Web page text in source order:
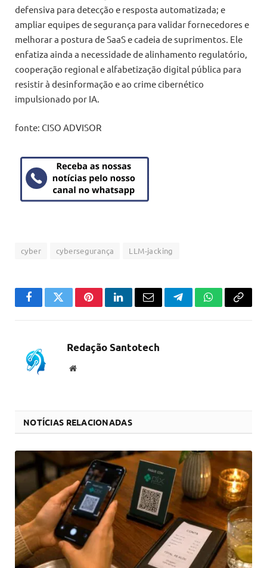
defensiva para detecção e resposta automatizada; e
ampliar equipes de segurança para validar fornecedores e
melhorar a postura de SaaS e cadeia de suprimentos. Ele
enfatiza ainda a necessidade de alinhamento regulatório,
cooperação regional e alfabetização digital pública para
resistir à desinformação e ao crime cibernético
impulsionado por IA.
fonte: CISO ADVISOR
cyber cybersegurança LLM-jacking
FacebookTwitterPinterestLinkedInEmail TelegramWhatsApp
Copiar
Redação Santotech
Website
NOTÍCIAS RELACIONADAS